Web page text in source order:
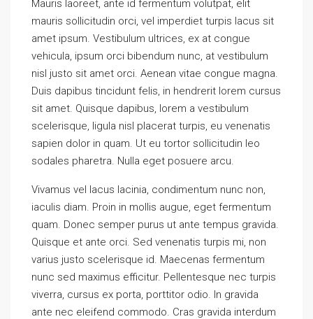
Mauris laoreet, ante id fermentum volutpat, elit
mauris sollicitudin orci, vel imperdiet turpis lacus sit
amet ipsum. Vestibulum ultrices, ex at congue
vehicula, ipsum orci bibendum nunc, at vestibulum
nisl justo sit amet orci. Aenean vitae congue magna.
Duis dapibus tincidunt felis, in hendrerit lorem cursus
sit amet. Quisque dapibus, lorem a vestibulum
scelerisque, ligula nisl placerat turpis, eu venenatis
sapien dolor in quam. Ut eu tortor sollicitudin leo
sodales pharetra. Nulla eget posuere arcu.
Vivamus vel lacus lacinia, condimentum nunc non,
iaculis diam. Proin in mollis augue, eget fermentum
quam. Donec semper purus ut ante tempus gravida.
Quisque et ante orci. Sed venenatis turpis mi, non
varius justo scelerisque id. Maecenas fermentum
nunc sed maximus efficitur. Pellentesque nec turpis
viverra, cursus ex porta, porttitor odio. In gravida
ante nec eleifend commodo. Cras gravida interdum